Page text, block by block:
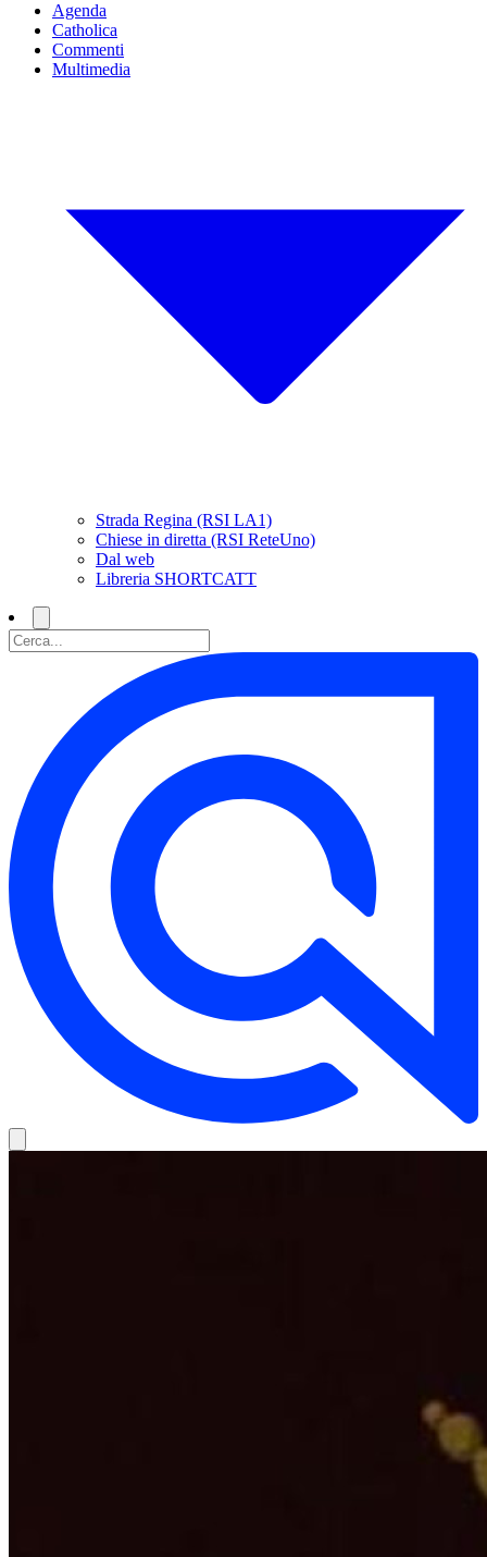
Agenda
Catholica
Commenti
Multimedia
Strada Regina (RSI LA1)
Chiese in diretta (RSI ReteUno)
Dal web
Libreria SHORTCATT